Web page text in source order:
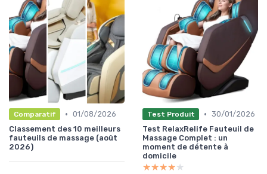
Comparatif • 01/08/2026
Classement des 10 meilleurs
fauteuils de massage (août
2026)
Test Produit • 30/01/2026
Test RelaxRelife Fauteuil de
Massage Complet : un
moment de détente à
domicile
★★★★★
★★★★★